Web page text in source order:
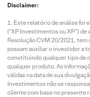
Disclaimer:
Este relatório de análise foi
(“XP Investimentos ou XP”)
Resolução CVM 20/2021,
possam auxiliar o investidor a
constituindo qualquer tipo de
qualquer produto. As
válidas na data de sua
Investimentos não se
cliente com base no presente